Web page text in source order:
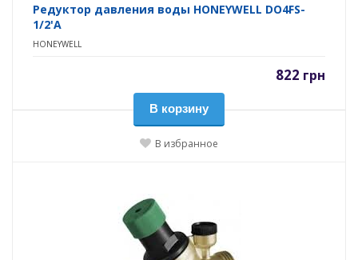
Редуктор давления воды HONEYWELL DO4FS-
1/2'A
HONEYWELL
822 грн
В корзину
В избранное